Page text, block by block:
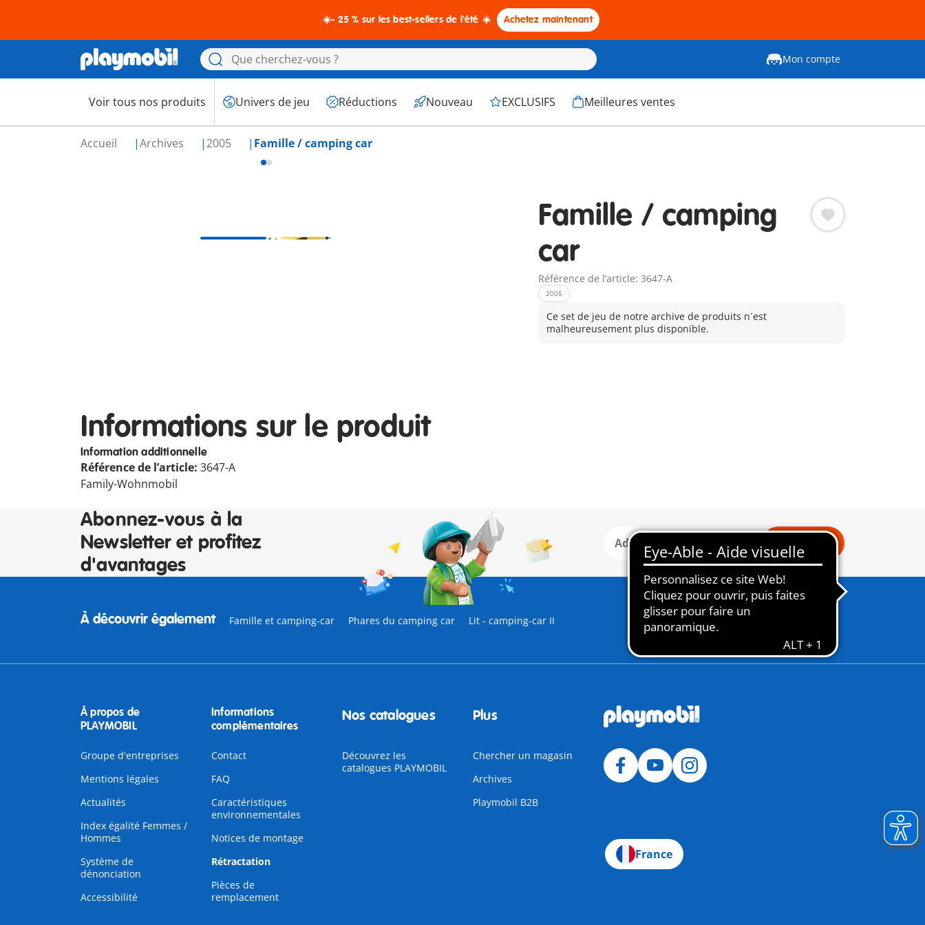
☀️- 25 % sur les best-sellers de l'été ☀️ Achetez maintenant
Mon compte
Voir tous nos produits Univers de jeu Réductions Nouveau EXCLUSIFS Meilleures ventes
Accueil Archives 2005 Famille / camping car
Famille / camping
car
Référence de l’article: 3647-A
2005
Ce set de jeu de notre archive de produits n´est
malheureusement plus disponible.
Informations sur le produit
Information additionnelle
Référence de l’article: 3647-A
Family-Wohnmobil
Abonnez-vous à la
Newsletter et profitez
d'avantages
Connexion
À découvrir également Famille et camping-car Phares du camping car Lit - camping-car II
À propos de
PLAYMOBIL
Groupe d'entreprises
Mentions légales
Actualités
Index égalité Femmes /
Hommes
Système de
dénonciation
Accessibilité
Informations
complémentaires
Contact
FAQ
Caractéristiques
environnementales
Notices de montage
Rétractation
Pièces de
remplacement
Nos catalogues
Découvrez les
catalogues PLAYMOBIL
Plus
Chercher un magasin
Archives
Playmobil B2B
France